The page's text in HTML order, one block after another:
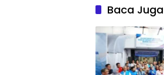
Baca Juga